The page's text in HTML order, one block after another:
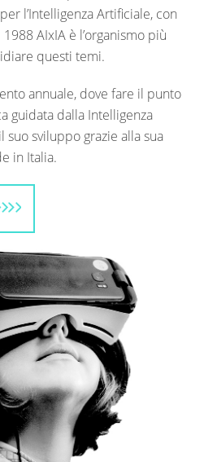
l’Intelligenza Artificiale, con
AIxIA è l’organismo più
questi temi.
annuale, dove fare il punto
guidata dalla Intelligenza
sviluppo grazie alla sua
in Italia.